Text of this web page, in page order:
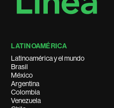
LATINOAMÉRICA
Latinoamérica y el mundo
Brasil
México
Argentina
Colombia
Venezuela